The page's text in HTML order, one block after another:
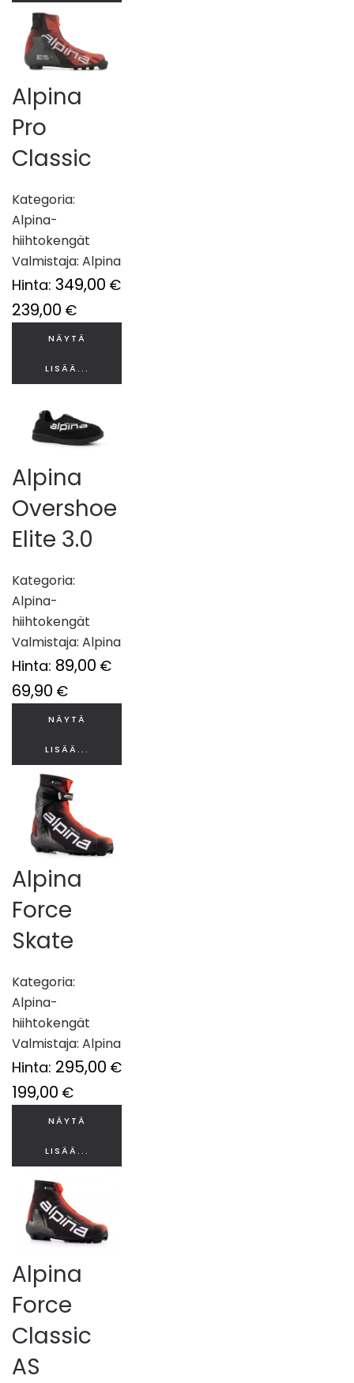
Alpina
Pro
Classic
Kategoria:
Alpina-
hiihtokengät
Valmistaja: Alpina
Hinta: 349,00 €
239,00 €
NÄYTÄ
LISÄÄ...
Alpina
Overshoe
Elite 3.0
Kategoria:
Alpina-
hiihtokengät
Valmistaja: Alpina
Hinta: 89,00 €
69,90 €
NÄYTÄ
LISÄÄ...
Alpina
Force
Skate
Kategoria:
Alpina-
hiihtokengät
Valmistaja: Alpina
Hinta: 295,00 €
199,00 €
NÄYTÄ
LISÄÄ...
Alpina
Force
Classic
AS